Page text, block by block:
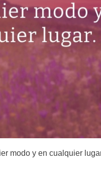
modo y en cualquier